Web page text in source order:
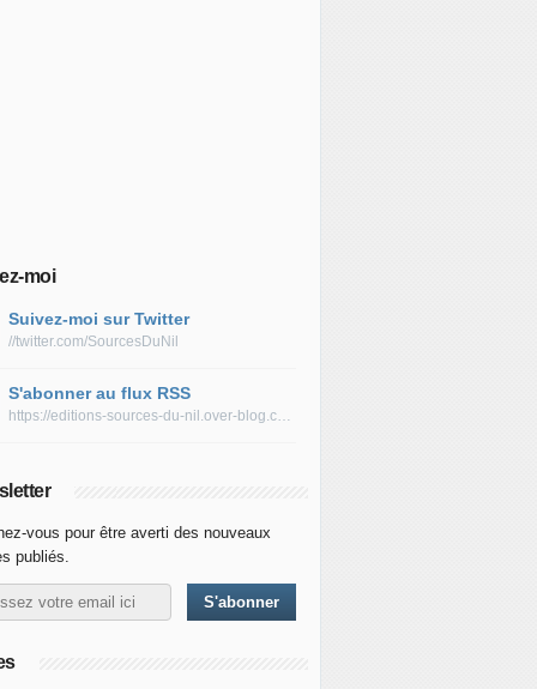
moi
Suivez-moi sur Twitter
//twitter.com/SourcesDuNil
S'abonner au flux RSS
https://editions-sources-du-nil.over-blog.com/rss
vous pour être averti des nouveaux
publiés.